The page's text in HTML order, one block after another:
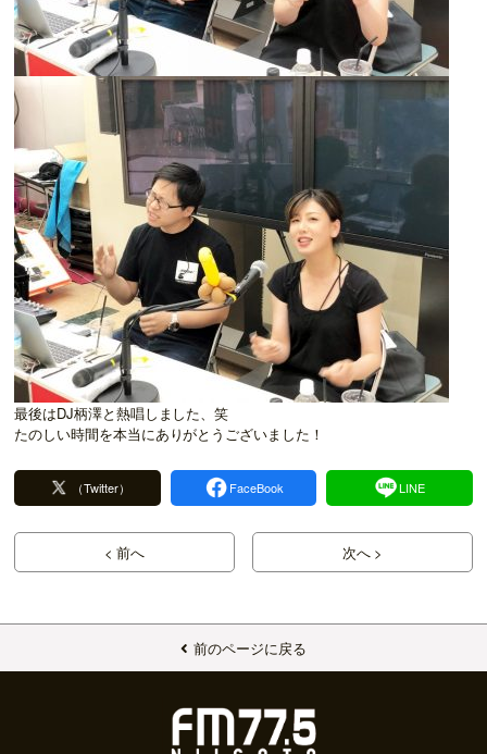
最後はDJ柄澤と熱唱しました、笑
たのしい時間を本当にありがとうございました！
（Twitter） FaceBook LINE
< 前へ 次へ >
前のページに戻る